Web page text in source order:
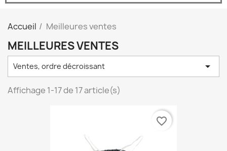
Accueil Meilleures ventes
MEILLEURES VENTES
Ventes, ordre décroissant 
Affichage 1-17 de 17 article(s)
favorite_border